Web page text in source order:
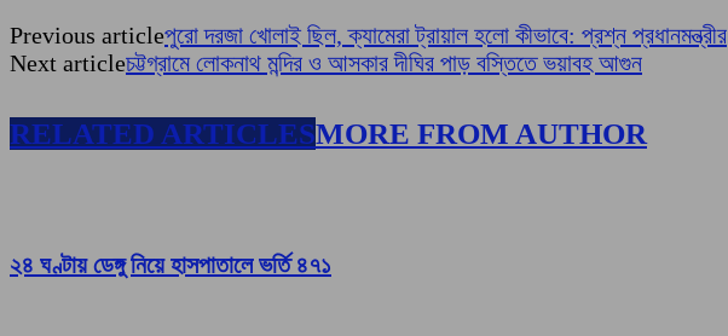
Previous articleপুরো দরজা খোলাই ছিল, ক্যামেরা ট্রায়াল হলো কীভাবে: প্রশ্ন প্রধানমন্ত্রীর
Next articleচট্টগ্রামে লোকনাথ মন্দির ও আসকার দীঘির পাড় বস্তিতে ভয়াবহ আগুন
RELATED ARTICLESMORE FROM AUTHOR
২৪ ঘণ্টায় ডেঙ্গু নিয়ে হাসপাতালে ভর্তি ৪৭১